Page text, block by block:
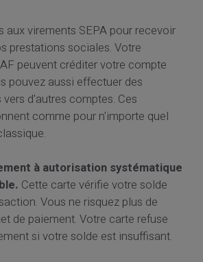
aux virements SEPA pour recevoir
prestations sociales. Votre
peuvent créditer votre compte
pouvez aussi effectuer des
d'autres comptes. Ces
comme pour n'importe quel
à autorisation systématique
Cette carte vérifie votre solde
Vous ne risquez plus de
de paiement. Votre carte refuse
si votre solde est insuffisant.